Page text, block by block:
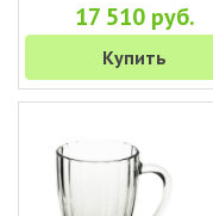
17 510 руб.
Купить